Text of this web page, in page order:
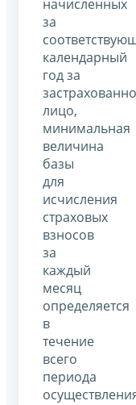
начисленных
за
календарный
год за
лицо,
минимальная
величина
базы
для
исчисления
страховых
взносов
за
каждый
месяц
определяется
в
течение
всего
периода